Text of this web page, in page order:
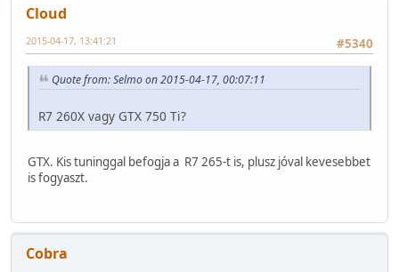
Cloud
#5340
2015-04-17, 13:41:21
Quote from: Selmo on 2015-04-17, 00:07:11
R7 260X vagy GTX 750 Ti?
GTX. Kis tuninggal befogja a R7 265-t is, plusz jóval kevesebbet
is fogyaszt.
Cobra